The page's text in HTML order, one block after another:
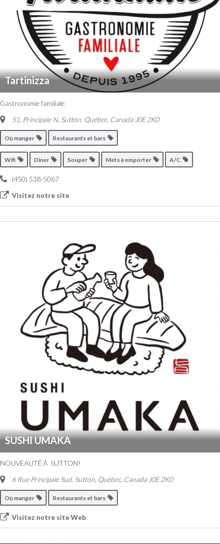
Tartinizza
Gastronomie familiale.
51, Principale N, Sutton Québec, Canada J0E 2K0
Où manger Restaurants et bars
Wifi Dîner Souper Mets à emporter A/C
(450) 538-5067
Visitez notre site
SUSHI UMAKA
NOUVEAUTÉ À SUTTON!
6 Rue Principale Sud, Sutton, Québec, Canada J0E 2K0
Où manger Restaurants et bars
Visitez notre site Web